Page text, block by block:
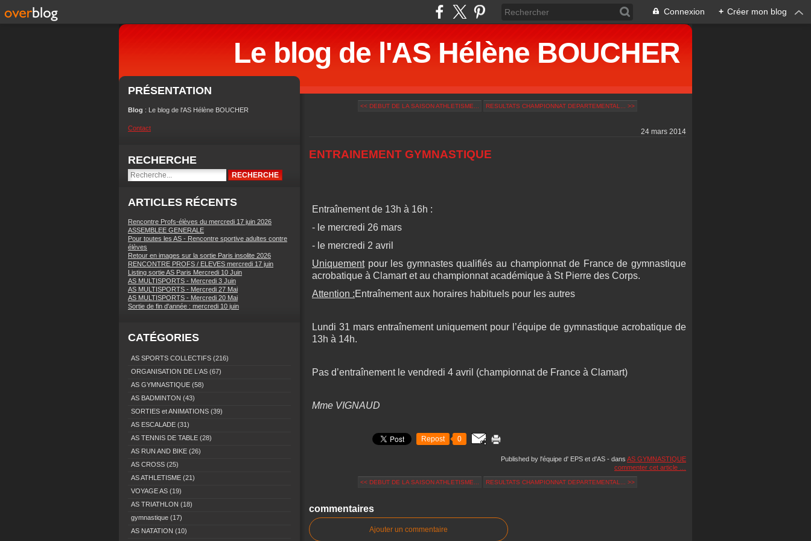
Connexion + Créer mon blog
Le blog de l'AS Hélène BOUCHER
PRÉSENTATION
Blog : Le blog de l'AS Hélène BOUCHER
Contact
RECHERCHE
ARTICLES RÉCENTS
Rencontre Profs-élèves du mercredi 17 juin 2026
ASSEMBLEE GENERALE
Pour toutes les AS - Rencontre sportive adultes contre
élèves
Retour en images sur la sortie Paris insolite 2026
RENCONTRE PROFS / ELEVES mercredi 17 juin
Listing sortie AS Paris Mercredi 10 Juin
AS MULTISPORTS - Mercredi 3 Juin
AS MULTISPORTS - Mercredi 27 Mai
AS MULTISPORTS - Mercredi 20 Mai
Sortie de fin d'année : mercredi 10 juin
CATÉGORIES
AS SPORTS COLLECTIFS (216)
ORGANISATION DE L'AS (67)
AS GYMNASTIQUE (58)
AS BADMINTON (43)
SORTIES et ANIMATIONS (39)
AS ESCALADE (31)
AS TENNIS DE TABLE (28)
AS RUN AND BIKE (26)
AS CROSS (25)
AS ATHLETISME (21)
VOYAGE AS (19)
AS TRIATHLON (18)
gymnastique (17)
AS NATATION (10)
<< DEBUT DE LA SAISON ATHLETISME... RESULTATS CHAMPIONNAT DEPARTEMENTAL... >>
24 mars 2014
ENTRAINEMENT GYMNASTIQUE
Entraînement de 13h à 16h :
- le mercredi 26 mars
- le mercredi 2 avril
Uniquementpour les gymnastes qualifiés au championnat de France de gymnastique
acrobatique à Clamart et au championnat académique à St Pierre des Corps.
Attention :Entraînement aux horaires habituels pour les autres
Lundi 31 mars entraînement uniquement pour l’équipe de gymnastique acrobatique de
13h à 14h.
Pas d’entraînement le vendredi 4 avril (championnat de France à Clamart)
Mme VIGNAUD
Repost 0
Published by l'équipe d' EPS et d'AS - dans AS GYMNASTIQUE
commenter cet article
<< DEBUT DE LA SAISON ATHLETISME... RESULTATS CHAMPIONNAT DEPARTEMENTAL... >>
commentaires
Ajouter un commentaire